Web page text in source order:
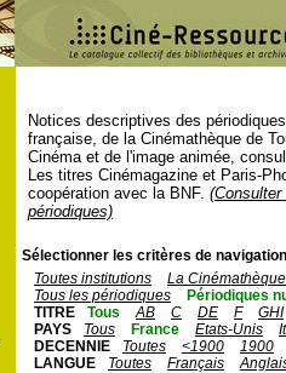
Notices descriptives des
française, de la Cinémathèque de
Cinéma et de l'image animée,
Les titres Cinémagazine et Paris-
coopération avec la BNF.
périodiques)
Sélectionner les critères de
Toutes institutions
La
Tous les périodiques
Périodiques
TITRE
Tous AB C DE F
GHI
PAYS
Tous France Etats-Unis
DECENNIE
Toutes <1900
1900
LANGUE
Toutes Français